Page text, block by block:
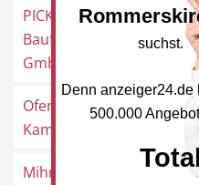
Restaurant
PICK
Baufachzentrum
GmbH
Ofenstudio Lugt -
Kaminöfen und ...
Mihm-Bauelemente
Am
suchst.
Denn anzeiger24.de
500.000